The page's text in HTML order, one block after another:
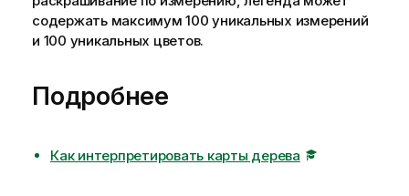
содержать максимум 100 уникальных измерений
и 100 уникальных цветов.
Подробнее
Как интерпретировать карты дерева